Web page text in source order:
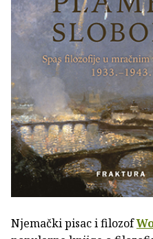
Njemački pisac i filozof